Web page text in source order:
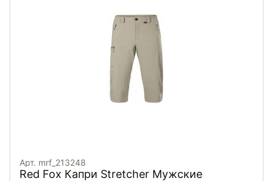
Арт. mrf_213248
Red Fox Капри Stretcher Мужские